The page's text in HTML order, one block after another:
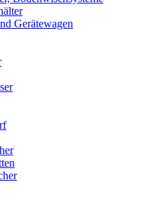
Gerätewagen